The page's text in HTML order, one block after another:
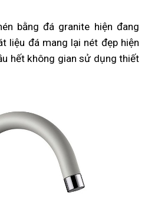
bằng đá granite hiện đang
liệu đá mang lại nét đẹp hiện
hết không gian sử dụng thiết